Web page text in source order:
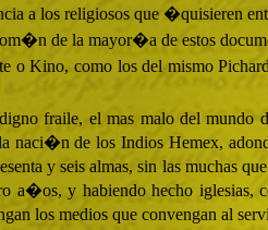
a los religiosos que �quisieren
de la mayor�a de estos
Kino, como los del mismo
fraile, el mas malo del
naci�n de los Indios Hemex,
y seis almas, sin las
a�os, y habiendo hecho iglesias,
los medios que convengan al